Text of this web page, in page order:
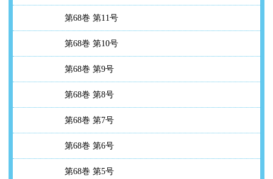
第68巻 第11号
第68巻 第10号
第68巻 第9号
第68巻 第8号
第68巻 第7号
第68巻 第6号
第68巻 第5号